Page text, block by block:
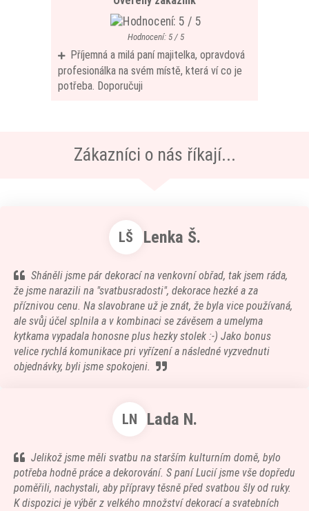
Hodnocení: 5 / 5
Příjemná a milá paní majitelka, opravdová
profesionálka na svém místě, která ví co je
potřeba. Doporučuji
Zákazníci o nás říkají...
LŠ Lenka Š.
Sháněli jsme pár dekorací na venkovní obřad, tak jsem ráda,
že jsme narazili na "svatbusradosti", dekorace hezké a za
příznivou cenu. Na slavobrane už je znát, že byla vice používaná,
ale svůj účel splnila a v kombinaci se závěsem a umelyma
kytkama vypadala honosne plus hezky stolek :-) Jako bonus
velice rychlá komunikace pri vyřízení a následné vyzvednuti
objednávky, byli jsme spokojeni.
LN Lada N.
Jelikož jsme měli svatbu na starším kulturním domě, bylo
potřeba hodně práce a dekorování. S paní Lucií jsme vše dopředu
poměřili, nachystali, aby přípravy těsně před svatbou šly od ruky.
K dispozici je výběr z velkého množství dekorací a svatebních